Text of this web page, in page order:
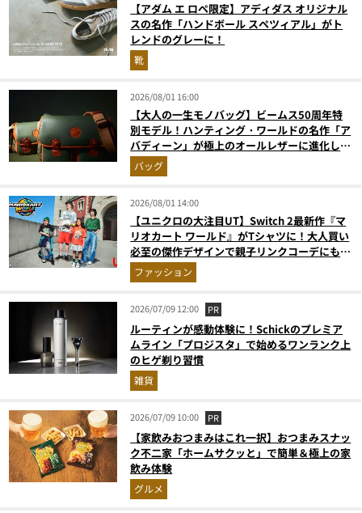
【アダム エ ロペ限定】アディダス オリジナル
スの名作「ハンドボール スペツィアル」がト
レンドのグレーに！
靴
2026/08/01 16:00
【大人の一生モノバッグ】ビームス50周年特
別モデル！ハンティング・ワールドの名作「ア
バディーン」が極上のオールレザーに進化して
登場
バッグ
2026/08/01 14:00
【ユニクロの大注目UT】Switch 2最新作『マ
リオカート ワールド』がTシャツに！大人買い
必至の傑作デザインで親子リンクコーデにも最
適ファッション
2026/07/09 12:00 PR
ルーティンが感動体験に！Schickのプレミア
ムライン「プロジスタ」で始めるワンランク上
のヒゲ剃り習慣
雑貨
2026/07/09 10:00 PR
【家飲みおつまみはこれ一択】おつまみスナッ
ク不二家「ホームサクッと」で簡単＆極上の家
飲み体験
グルメ